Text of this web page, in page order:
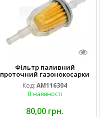
Фільтр паливний
проточний газонокосарки
JOHN DEERE AM116304
GY20709
Код: AM116304
В наявності
80,00 грн.